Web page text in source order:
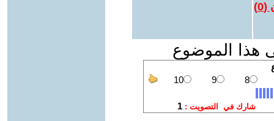
(
0
)
هذا الموضوع